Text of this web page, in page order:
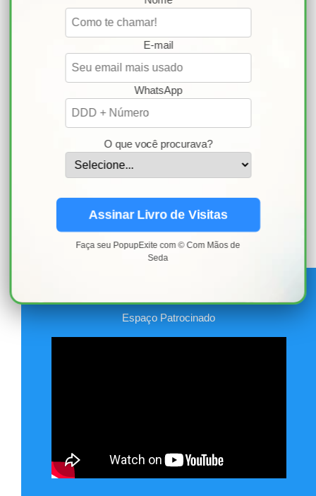
Descrição de conteúdo
patrocinado:
✅Apostila - Grupo Whatsapp
✅Aula Perninha Sapatinho
4x deR$ 18,76
ou R$ 69,90 à vista
Inscreva-se
Venda irregular fale com a professora
VER MAIS CURSOS
Espaço Patrocinado
E-mail
WhatsApp
O que você procurava?
Assinar Livro de Visitas
Faça seu PopupExite com © Com Mãos de
Seda